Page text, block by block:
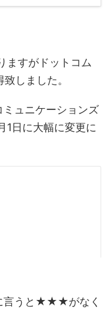
ますがドットコム
しました。
ミュニケーションズ
1日に大幅に変更に
言うと★★★がなく